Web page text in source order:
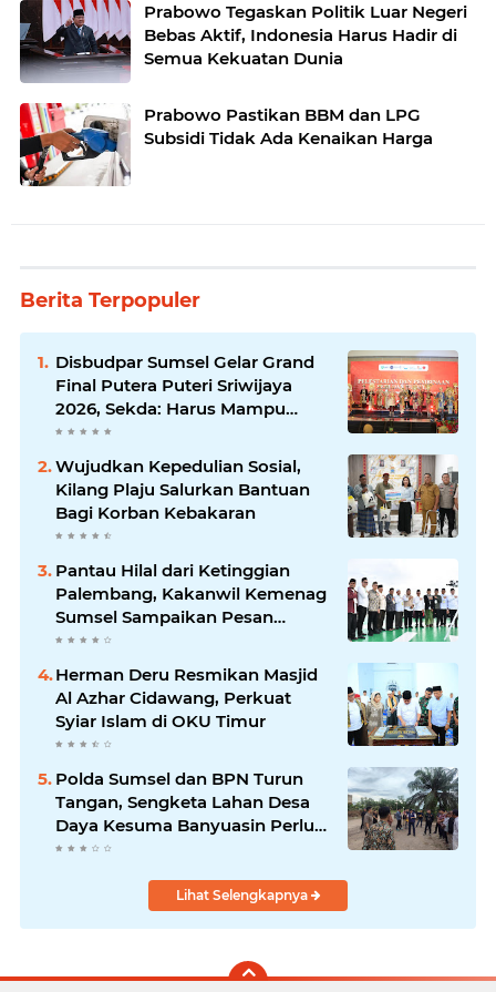
Prabowo Tegaskan Politik Luar Negeri
Bebas Aktif, Indonesia Harus Hadir di
Semua Kekuatan Dunia
Prabowo Pastikan BBM dan LPG
Subsidi Tidak Ada Kenaikan Harga
Berita Terpopuler
Disbudpar Sumsel Gelar Grand
Final Putera Puteri Sriwijaya
2026, Sekda: Harus Mampu
Bawa Sumsel Go Internasional
Wujudkan Kepedulian Sosial,
Kilang Plaju Salurkan Bantuan
Bagi Korban Kebakaran
Pantau Hilal dari Ketinggian
Palembang, Kakanwil Kemenag
Sumsel Sampaikan Pesan
Kerukunan
Herman Deru Resmikan Masjid
Al Azhar Cidawang, Perkuat
Syiar Islam di OKU Timur
Polda Sumsel dan BPN Turun
Tangan, Sengketa Lahan Desa
Daya Kesuma Banyuasin Perlu
Kepastian Hukum
Lihat Selengkapnya